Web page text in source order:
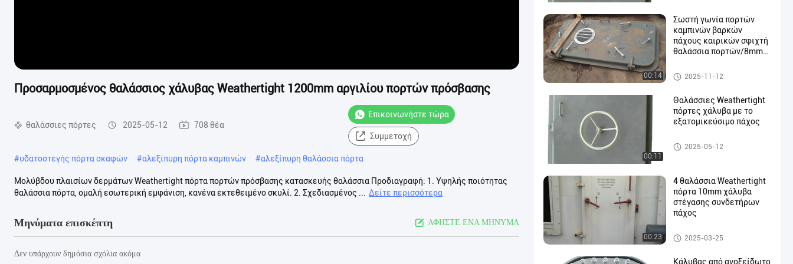
Προσαρμοσμένος θαλάσσιος χάλυβας Weathertight 1200mm αργιλίου πορτών πρόσβασης
θαλάσσιες πόρτες 2025-05-12 708 θέα
Επικοινωνήστε τώρα
Συμμετοχή
#υδατοστεγής πόρτα σκαφών #αλεξίπυρη πόρτα καμπινών #αλεξίπυρη θαλάσσια πόρτα
Μολύβδου πλαισίων δερμάτων Weathertight πόρτα πορτών πρόσβασης κατασκευής θαλάσσια Προδιαγραφή: 1. Υψηλής ποιότητας
θαλάσσια πόρτα, ομαλή εσωτερική εμφάνιση, κανένα εκτεθειμένο σκυλί. 2. Σχεδιασμένος ... Δείτε περισσότερα
Μηνύματα επισκέπτη ΑΦΗΣΤΕ ΕΝΑ ΜΗΝΥΜΑ
Δεν υπάρχουν δημόσια σχόλια ακόμα
00:14
Σωστή γωνία πορτών
καμπινών βαρκών
πάχους καιρικών σφιχτή
θαλάσσια πορτών/8mm/
θαλάσσιες πόρτες
2025-11-12
00:11
Θαλάσσιες Weathertight
πόρτες χάλυβα με το
εξατομικεύσιμο πάχος
θαλάσσιες πόρτες
2025-05-12
00:23
4 θαλάσσια Weathertight
πόρτα 10mm χάλυβα
στέγασης συνδετήρων
πάχος
θαλάσσιες πόρτες
2025-03-25
Κάλυβας από ανοξείδωτο